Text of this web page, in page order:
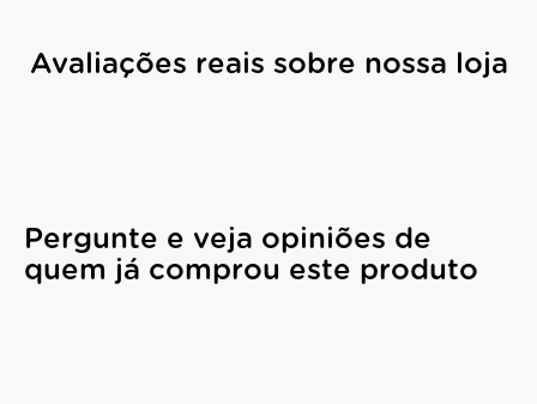
Avaliações reais sobre nossa loja
Pergunte e veja opiniões de
quem já comprou este produto